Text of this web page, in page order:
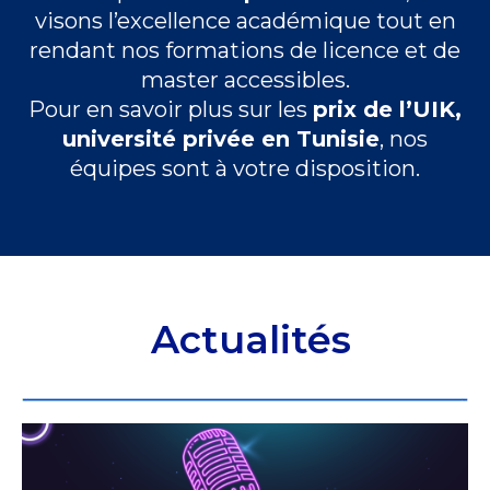
visons l’excellence académique tout en
rendant nos formations de licence et de
master accessibles.
Pour en savoir plus sur les prix de l’UIK,
université privée en Tunisie, nos
équipes sont à votre disposition.
Actualités